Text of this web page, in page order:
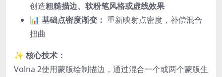
创造粗糙描边、软粉笔风格或虚线效果
📊 基础点密度渐变： 重新映射点密度，补偿混合
扭曲
✨ 核心技术：
Volna 2使用蒙版绘制描边，通过混合一个或两个蒙版生